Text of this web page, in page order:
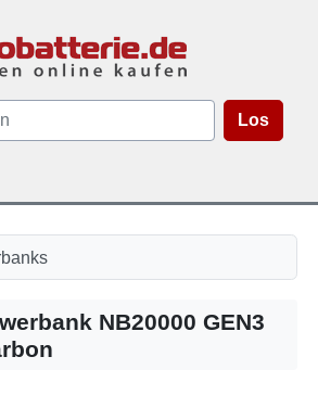
Los
NB20000 GEN3